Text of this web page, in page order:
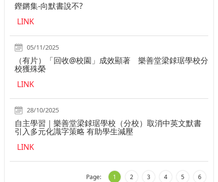
鏗鏘集-向默書說不?
LINK
05/11/2025
（有片）「回收@校園」成效顯著 樂善堂梁銶琚學校分
校獲殊榮
LINK
28/10/2025
自主學習｜樂善堂梁銶琚學校（分校）取消中英文默書
引入多元化識字策略 有助學生減壓
LINK
Page: 1 2 3 4 5 6